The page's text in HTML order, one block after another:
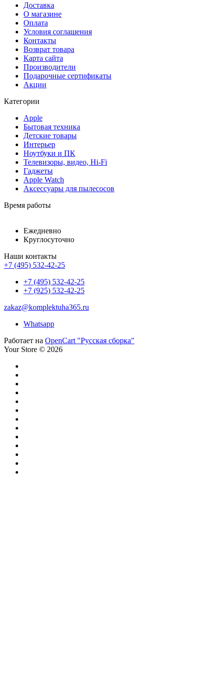
Доставка
О магазине
Оплата
Условия соглашения
Контакты
Возврат товара
Карта сайта
Производители
Подарочные сертификаты
Акции
Категории
Apple
Бытовая техника
Детские товары
Интерьер
Ноутбуки и ПК
Телевизоры, видео, Hi-Fi
Гаджеты
Apple Watch
Аксессуары для пылесосов
Время работы
Ежедневно
Круглосуточно
Наши контакты
+7 (495) 532-42-25
+7 (495) 532-42-25
+7 (925) 532-42-25
zakaz@komplektuha365.ru
Whatsapp
Работает на OpenCart "Русская сборка"
Your Store © 2026